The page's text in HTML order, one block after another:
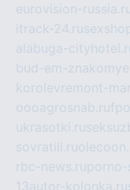
eurovision-
itrack-24.ru
alabuga-
bud-em-
korolevremont-
oooagrosnab.ru
ukrasotki.ru
sovratili.ru
rbc-news.ru
13autor-kolonka.ru